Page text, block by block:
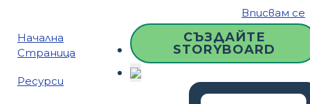
Вписвам се
Начална
Страница
Ресурси
СЪЗДАЙТЕ
STORYBOARD